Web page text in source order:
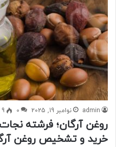
admin نوامبر 19, 2025 0
9
روغن آرگان؛ فرشته
خرید و تشخیص روغن